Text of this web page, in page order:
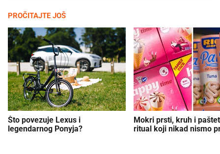
PROČITAJTE JOŠ
Što povezuje Lexus i
legendarnog Ponyja?
Mokri prsti, kruh i
ritual koji nikad nismo